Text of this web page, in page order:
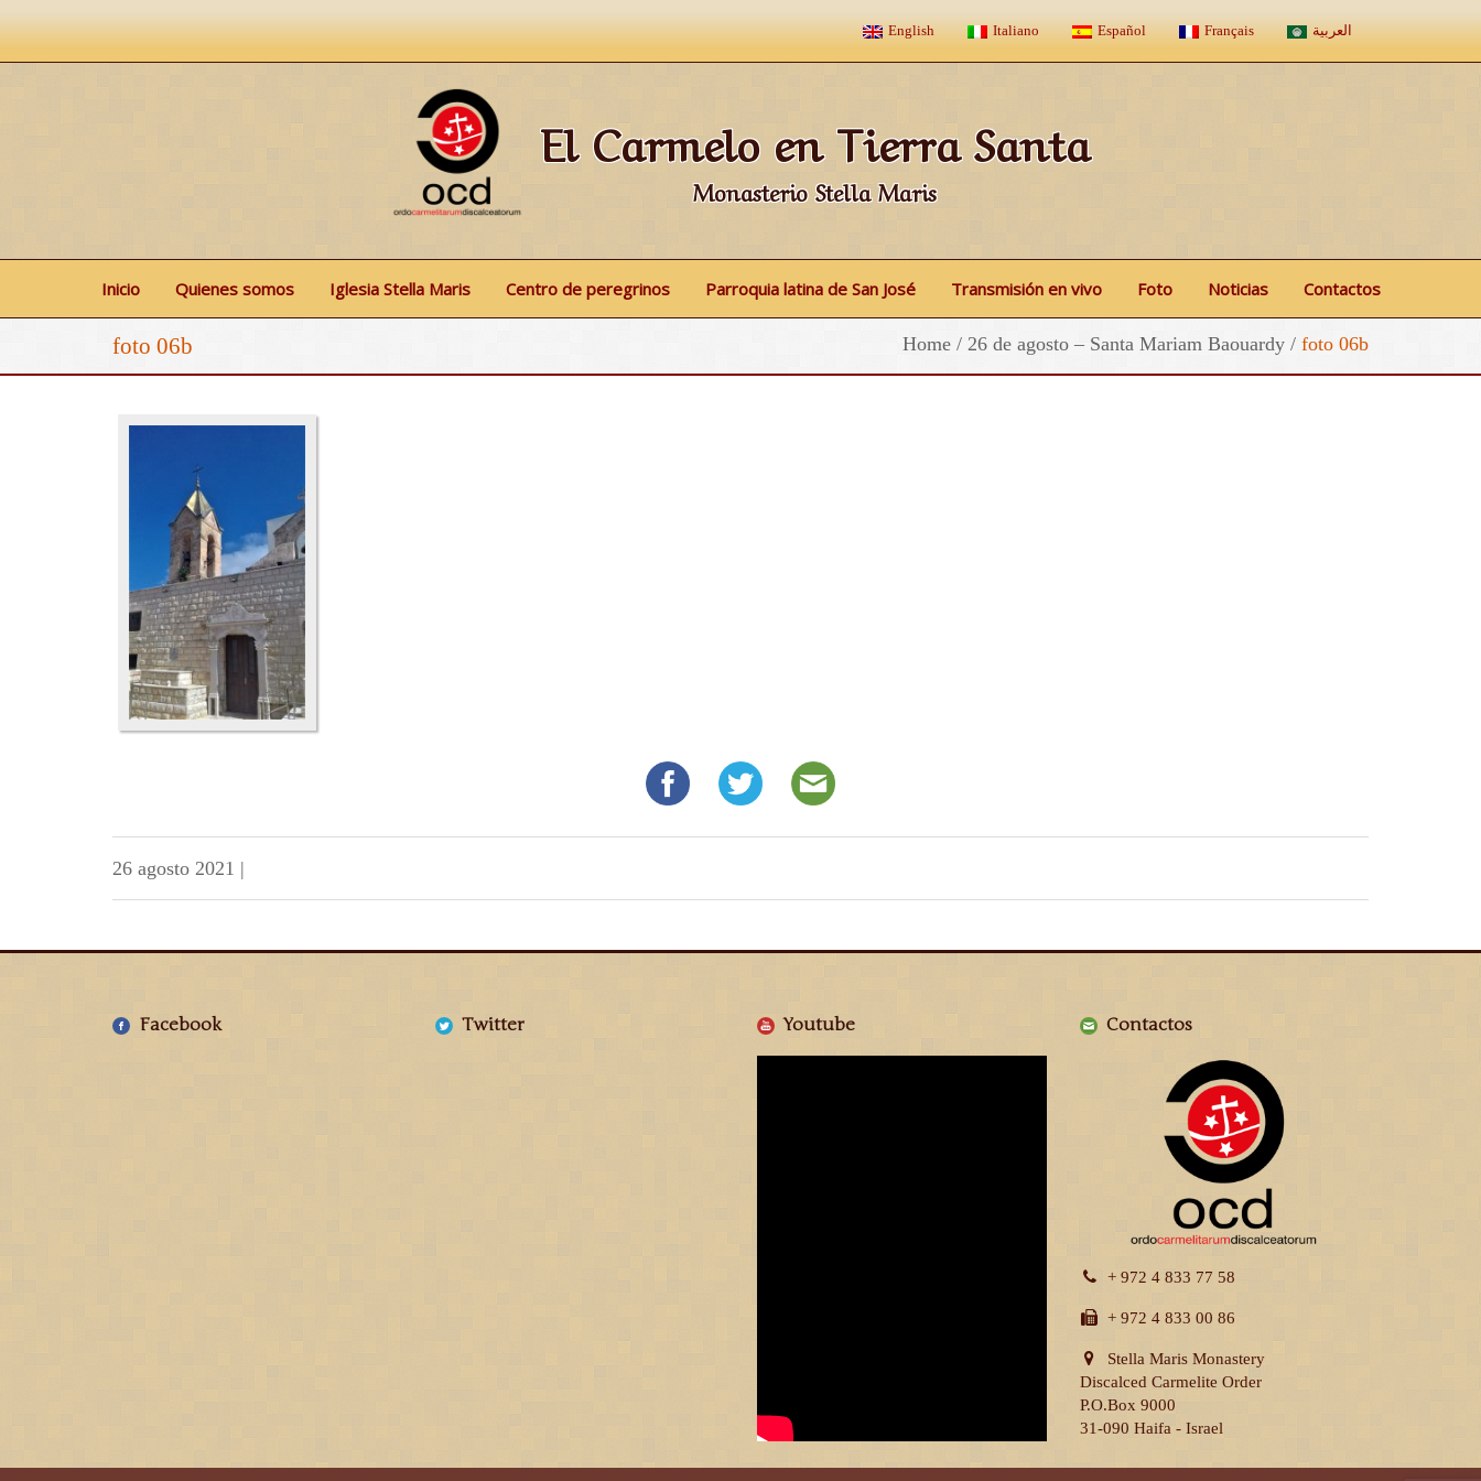
English Italiano Español Français العربية
El Carmelo en Tierra Santa
Monasterio Stella Maris
Inicio Quienes somos Iglesia Stella Maris Centro de peregrinos Parroquia latina de San José Transmisión en vivo Foto Noticias Contactos
foto 06b Home / 26 de agosto – Santa Mariam Baouardy / foto 06b
26 agosto 2021 |
Facebook Twitter Youtube Contactos
+ 972 4 833 77 58
+ 972 4 833 00 86
Stella Maris Monastery
Discalced Carmelite Order
P.O.Box 9000
31-090 Haifa - Israel